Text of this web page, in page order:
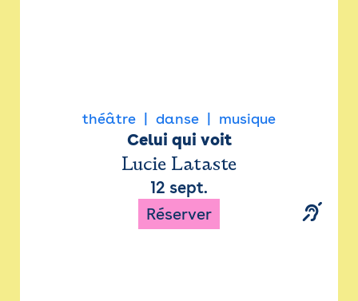
théâtre danse musique
Celui qui voit
Lucie Lataste
12 sept.
Réserver